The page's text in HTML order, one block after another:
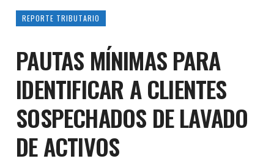
REPORTE TRIBUTARIO
PAUTAS MÍNIMAS PARA
IDENTIFICAR A CLIENTES
SOSPECHADOS DE LAVADO
DE ACTIVOS